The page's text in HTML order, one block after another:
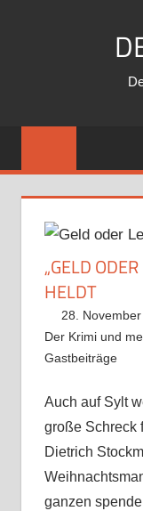
„GELD
HELDT
28.
Der Krimi und
Gastbeiträge
Auch auf Sylt
große Schreck
Dietrich
ganzen